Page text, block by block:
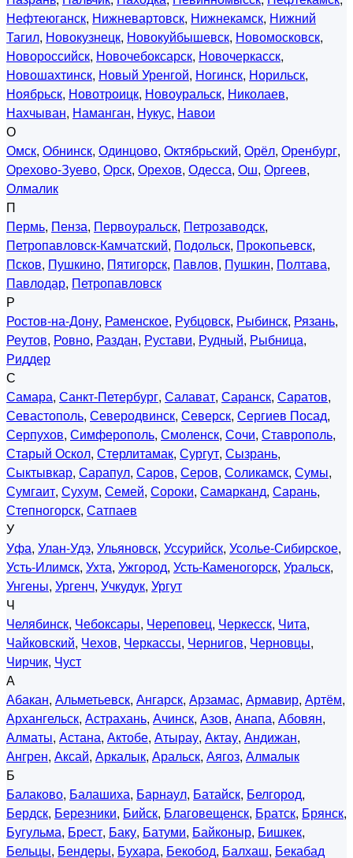
Нефтеюганск, Нижневартовск, Нижнекамск, Нижний
Тагил, Новокузнецк, Новокуйбышевск, Новомосковск,
Новороссийск, Новочебоксарск, Новочеркасск,
Новошахтинск, Новый Уренгой, Ногинск, Норильск,
Ноябрьск, Новотроицк, Новоуральск, Николаев,
Нахчыван, Наманган, Нукус, Навои
О
Омск, Обнинск, Одинцово, Октябрьский, Орёл, Оренбург,
Орехово-Зуево, Орск, Орехов, Одесса, Ош, Оргеев,
Олмалик
П
Пермь, Пенза, Первоуральск, Петрозаводск,
Петропавловск-Камчатский, Подольск, Прокопьевск,
Псков, Пушкино, Пятигорск, Павлов, Пушкин, Полтава,
Павлодар, Петропавловск
Р
Ростов-на-Дону, Раменское, Рубцовск, Рыбинск, Рязань,
Реутов, Ровно, Раздан, Рустави, Рудный, Рыбница,
Риддер
С
Самара, Санкт-Петербург, Салават, Саранск, Саратов,
Севастополь, Северодвинск, Северск, Сергиев Посад,
Серпухов, Симферополь, Смоленск, Сочи, Ставрополь,
Старый Оскол, Стерлитамак, Сургут, Сызрань,
Сыктывкар, Сарапул, Саров, Серов, Соликамск, Сумы,
Сумгаит, Сухум, Семей, Сороки, Самарканд, Сарань,
Степногорск, Сатпаев
У
Уфа, Улан-Удэ, Ульяновск, Уссурийск, Усолье-Сибирское,
Усть-Илимск, Ухта, Ужгород, Усть-Каменогорск, Уральск,
Унгены, Ургенч, Учкудук, Ургут
Ч
Челябинск, Чебоксары, Череповец, Черкесск, Чита,
Чайковский, Чехов, Черкассы, Чернигов, Черновцы,
Чирчик, Чуст
А
Абакан, Альметьевск, Ангарск, Арзамас, Армавир, Артём,
Архангельск, Астрахань, Ачинск, Азов, Анапа, Абовян,
Алматы, Астана, Актобе, Атырау, Актау, Андижан,
Ангрен, Аксай, Аркалык, Аральск, Аягоз, Алмалык
Б
Балаково, Балашиха, Барнаул, Батайск, Белгород,
Бердск, Березники, Бийск, Благовещенск, Братск, Брянск,
Бугульма, Брест, Баку, Батуми, Байконыр, Бишкек,
Бельцы, Бендеры, Бухара, Бекобод, Балхаш, Бекабад